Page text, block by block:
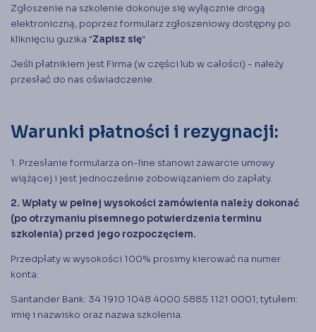
Zgłoszenie na szkolenie dokonuje się wyłącznie drogą
elektroniczną, poprzez formularz zgłoszeniowy dostępny po
kliknięciu guzika "Zapisz się".
Jeśli płatnikiem jest Firma (w części lub w całości) - należy
przesłać do nas oświadczenie.
Warunki płatności i rezygnacji:
1. Przesłanie formularza on-line stanowi zawarcie umowy
wiążącej i jest jednocześnie zobowiązaniem do zapłaty.
2. Wpłaty w pełnej wysokości zamówienia należy dokonać
(po otrzymaniu pisemnego potwierdzenia terminu
szkolenia) przed jego rozpoczęciem.
Przedpłaty w wysokości 100% prosimy kierować na numer
konta:
Santander Bank: 34 1910 1048 4000 5885 1121 0001; tytułem:
imię i nazwisko oraz nazwa szkolenia.